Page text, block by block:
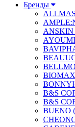
Бренды
ANSKIN
B&S
B&S
BUENO